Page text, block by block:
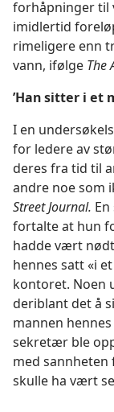
forhåpninger til
imidlertid
rimeligere enn
vann, ifølge The
’Han sitter i et
I en
for ledere av
deres fra tid til
andre noe som
Street Journal.
fortalte at hun
hadde vært
hennes satt «i
kontoret. Noen
deriblant det å
mannen
sekretær ble
med sannheten
skulle ha vært